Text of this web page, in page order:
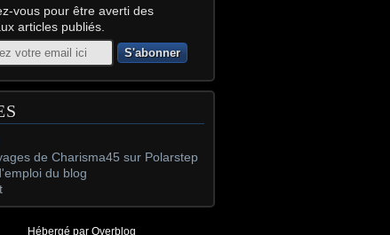
vous pour être averti des
articles publiés.
de Charisma45 sur Polarstep
du blog
Hébergé par Overblog